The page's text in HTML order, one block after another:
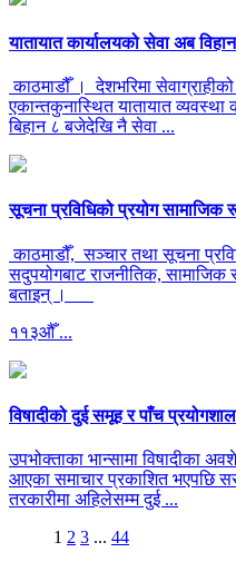
यातायात कार्यालयको सेवा अब
काठमाडौँ । देशभरिमा सेवाग्राहीको
एकान्तकुनास्थित यातायात
बिहान ८ बजेदेखि नै सेवा ...
सूचना प्रविधिको प्रयोग सामाजिक
काठमाडौँ, सञ्चार तथा सूचना
सदुपयोगबाट राजनीतिक,
बताइन् ।
११३औँ ...
विषादीको दुई समूह र पाँच
उपभोक्ताका भान्सामा विषादीका
आएका समाचार प्रकाशित भएपछि
तरकारीमा अहिलेसम्म दुई ...
1 2 3 ... 44